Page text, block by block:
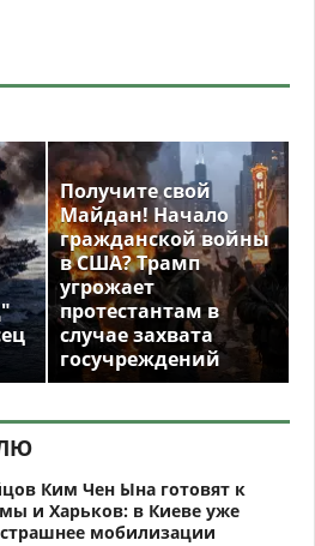
Получите свой
Майдан! Начало
гражданской войны
в США? Трамп
угрожает
протестантам в
случае захвата
госучреждений
Ким Чен Ына готовят к
и Харьков: в Киеве уже
мобилизации